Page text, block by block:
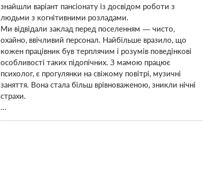
знайшли варіант пансіонату із досвідом роботи з
людьми з когнітивними розладами.
Ми відвідали заклад перед поселенням — чисто,
охайно, ввічливий персонал. Найбільше вразило, що
кожен працівник був терплячим і розумів поведінкові
особливості таких підопічних. З мамою працює
психолог, є прогулянки на свіжому повітрі, музичні
заняття. Вона стала більш врівноваженою, зникли нічні
страхи.
...